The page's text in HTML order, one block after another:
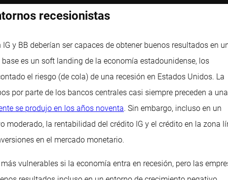
recesionistas
y BB deberían ser capaces de obtener buenos resultados en
es un soft landing de la economía estadounidense, los
el riesgo (de cola) de una recesión en Estados Unidos. La
por parte de los bancos centrales casi siempre preceden a una
se produjo en los años noventa. Sin embargo, incluso en un
moderado, la rentabilidad del crédito IG y el crédito en la zona
en el mercado monetario.
vulnerables si la economía entra en recesión, pero las